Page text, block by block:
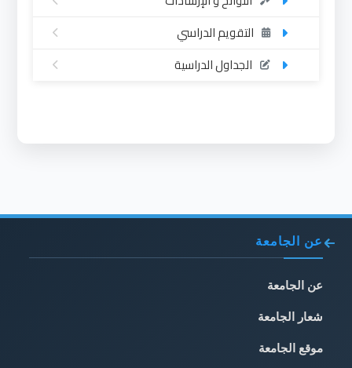
التقويم الدراسي
الجداول الدراسية
عن الجامعة
عن الجامعة
شعار الجامعة
موقع الجامعة